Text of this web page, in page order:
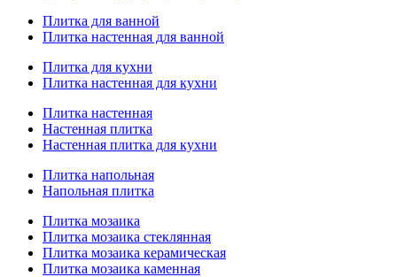
Плитка для ванной
Плитка настенная для ванной
Плитка для кухни
Плитка настенная для кухни
Плитка настенная
Настенная плитка
Настенная плитка для кухни
Плитка напольная
Напольная плитка
Плитка мозаика
Плитка мозаика стеклянная
Плитка мозаика керамическая
Плитка мозаика каменная